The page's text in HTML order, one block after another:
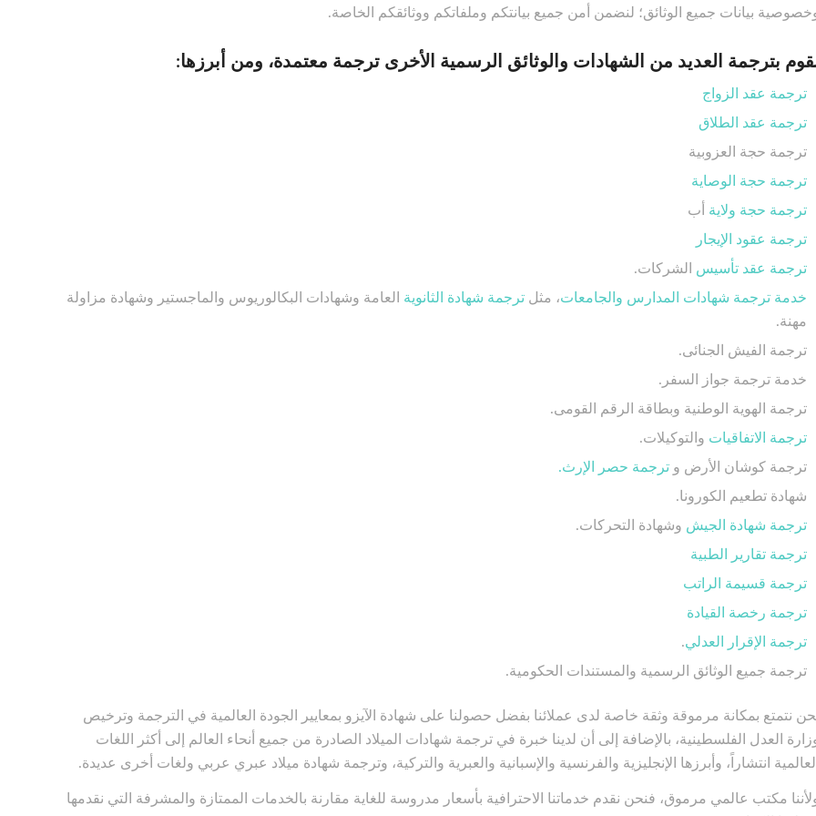
بيانات جميع الوثائق؛ لنضمن أمن جميع بيانتكم وملفاتكم ووثائقكم الخاصة.
بترجمة العديد من الشهادات والوثائق الرسمية الأخرى ترجمة معتمدة، ومن أبرزها:
ترجمة عقد الزواج
ترجمة عقد الطلاق
ترجمة حجة العزوبية
ترجمة حجة الوصاية
ترجمة حجة ولاية أب
ترجمة عقود الإيجار
ترجمة عقد تأسيس الشركات.
خدمة ترجمة شهادات المدارس والجامعات، مثل ترجمة شهادة الثانوية العامة وشهادات البكالوريوس والماجستير وشهادة مزاولة
مهنة.
ترجمة الفيش الجنائى.
خدمة ترجمة جواز السفر.
ترجمة الهوية الوطنية وبطاقة الرقم القومى.
ترجمة الاتفاقيات والتوكيلات.
ترجمة كوشان الأرض و ترجمة حصر الإرث.
شهادة تطعيم الكورونا.
ترجمة شهادة الجيش وشهادة التحركات.
ترجمة تقارير الطبية
ترجمة قسيمة الراتب
ترجمة رخصة القيادة
ترجمة الإقرار العدلي.
ترجمة جميع الوثائق الرسمية والمستندات الحكومية.
نتمتع بمكانة مرموقة وثقة خاصة لدى عملائنا بفضل حصولنا على شهادة الآيزو بمعايير الجودة العالمية في الترجمة وترخيص
العدل الفلسطينية، بالإضافة إلى أن لدينا خبرة في ترجمة شهادات الميلاد الصادرة من جميع أنحاء العالم إلى أكثر اللغات
انتشاراً، وأبرزها الإنجليزية والفرنسية والإسبانية والعبرية والتركية، وترجمة شهادة ميلاد عبري عربي ولغات أخرى عديدة.
مكتب عالمي مرموق، فنحن نقدم خدماتنا الاحترافية بأسعار مدروسة للغاية مقارنة بالخدمات الممتازة والمشرفة التي نقدمها